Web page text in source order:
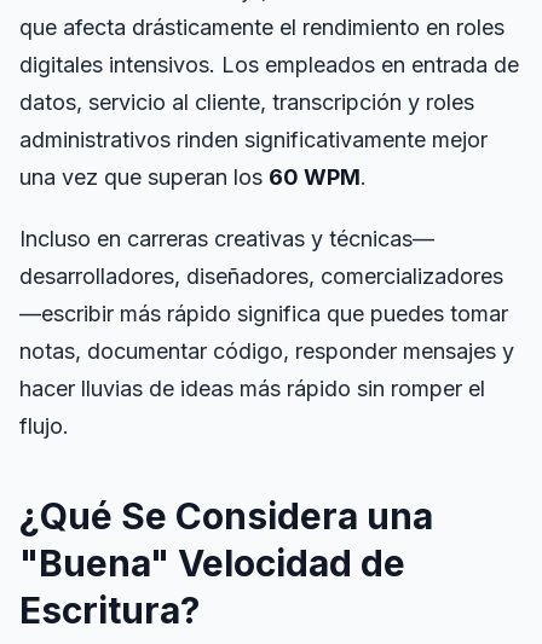
que afecta drásticamente el rendimiento en roles
digitales intensivos. Los empleados en entrada de
datos, servicio al cliente, transcripción y roles
administrativos rinden significativamente mejor
una vez que superan los 60 WPM.
Incluso en carreras creativas y técnicas—
desarrolladores, diseñadores, comercializadores
—escribir más rápido significa que puedes tomar
notas, documentar código, responder mensajes y
hacer lluvias de ideas más rápido sin romper el
flujo.
¿Qué Se Considera una
"Buena" Velocidad de
Escritura?